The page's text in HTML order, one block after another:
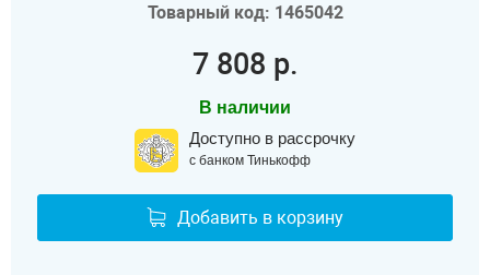
Товарный код: 1465042
7 808 р.
В наличии
Доступно в рассрочку
с банком Тинькофф
Добавить в корзину